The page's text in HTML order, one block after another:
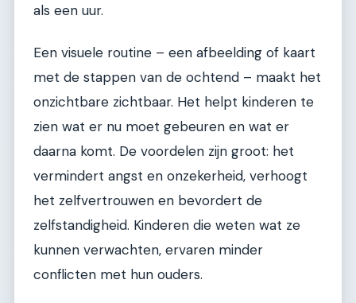
als een uur.
Een visuele routine – een afbeelding of kaart
met de stappen van de ochtend – maakt het
onzichtbare zichtbaar. Het helpt kinderen te
zien wat er nu moet gebeuren en wat er
daarna komt. De voordelen zijn groot: het
vermindert angst en onzekerheid, verhoogt
het zelfvertrouwen en bevordert de
zelfstandigheid. Kinderen die weten wat ze
kunnen verwachten, ervaren minder
conflicten met hun ouders.